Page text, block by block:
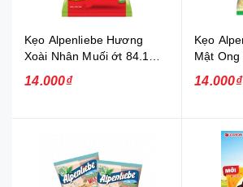
Kẹo Alpenliebe Hương
Xoài Nhân Muối ớt 84.1G
14.000₫
Kẹo
Mật Ong
14.000₫